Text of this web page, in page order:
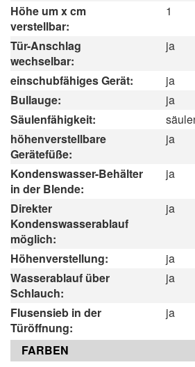
Höhe um x cm
verstellbar:
1
Tür-Anschlag
wechselbar:
ja
einschubfähiges Gerät:
ja
Bullauge:
ja
Säulenfähigkeit:
höhenverstellbare
Gerätefüße:
ja
Kondenswasser-Behälter
in der Blende:
ja
Direkter
Kondenswasserablauf
möglich:
ja
Höhenverstellung:
ja
Wasserablauf über
Schlauch:
ja
Flusensieb in der
Türöffnung:
ja
FARBEN